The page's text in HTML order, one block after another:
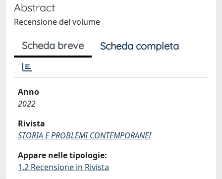
Abstract
Recensione del volume
Scheda breve Scheda completa
Anno
2022
Rivista
STORIA E PROBLEMI CONTEMPORANEI
Appare nelle tipologie:
1.2 Recensione in Rivista